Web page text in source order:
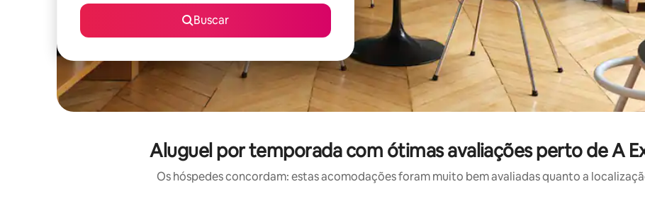
Buscar
Aluguel por temporada com ótimas avaliações perto de A
Os hóspedes concordam: estas acomodações foram muito bem avaliadas quanto a